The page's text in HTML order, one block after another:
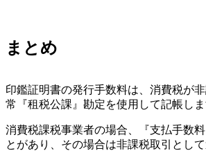
まとめ
印鑑証明書の発行手数料は、消費税が
常『租税公課』勘定を使用して記帳しま
消費税課税事業者の場合、『支払手数
とがあり、その場合は非課税取引とし